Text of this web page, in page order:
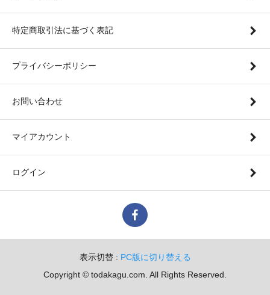
特定商取引法に基づく表記
プライバシーポリシー
お問い合わせ
マイアカウント
ログイン
表示切替 : PC版に切り替える
Copyright © todakagu.com. All Rights Reserved.